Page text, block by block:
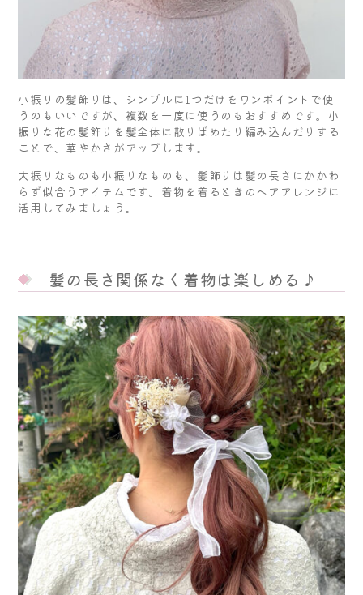
小振りの髪飾りは、シンプルに1つだけをワンポイントで使
うのもいいですが、複数を一度に使うのもおすすめです。小
振りな花の髪飾りを髪全体に散りばめたり編み込んだりする
ことで、華やかさがアップします。
大振りなものも小振りなものも、髪飾りは髪の長さにかかわ
らず似合うアイテムです。着物を着るときのヘアアレンジに
活用してみましょう。
髪の長さ関係なく着物は楽しめる♪